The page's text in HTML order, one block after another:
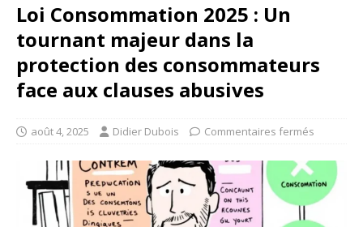
Loi Consommation 2025 : Un
tournant majeur dans la
protection des consommateurs
face aux clauses abusives
août 4, 2025 Didier Dubois Commentaires fermés